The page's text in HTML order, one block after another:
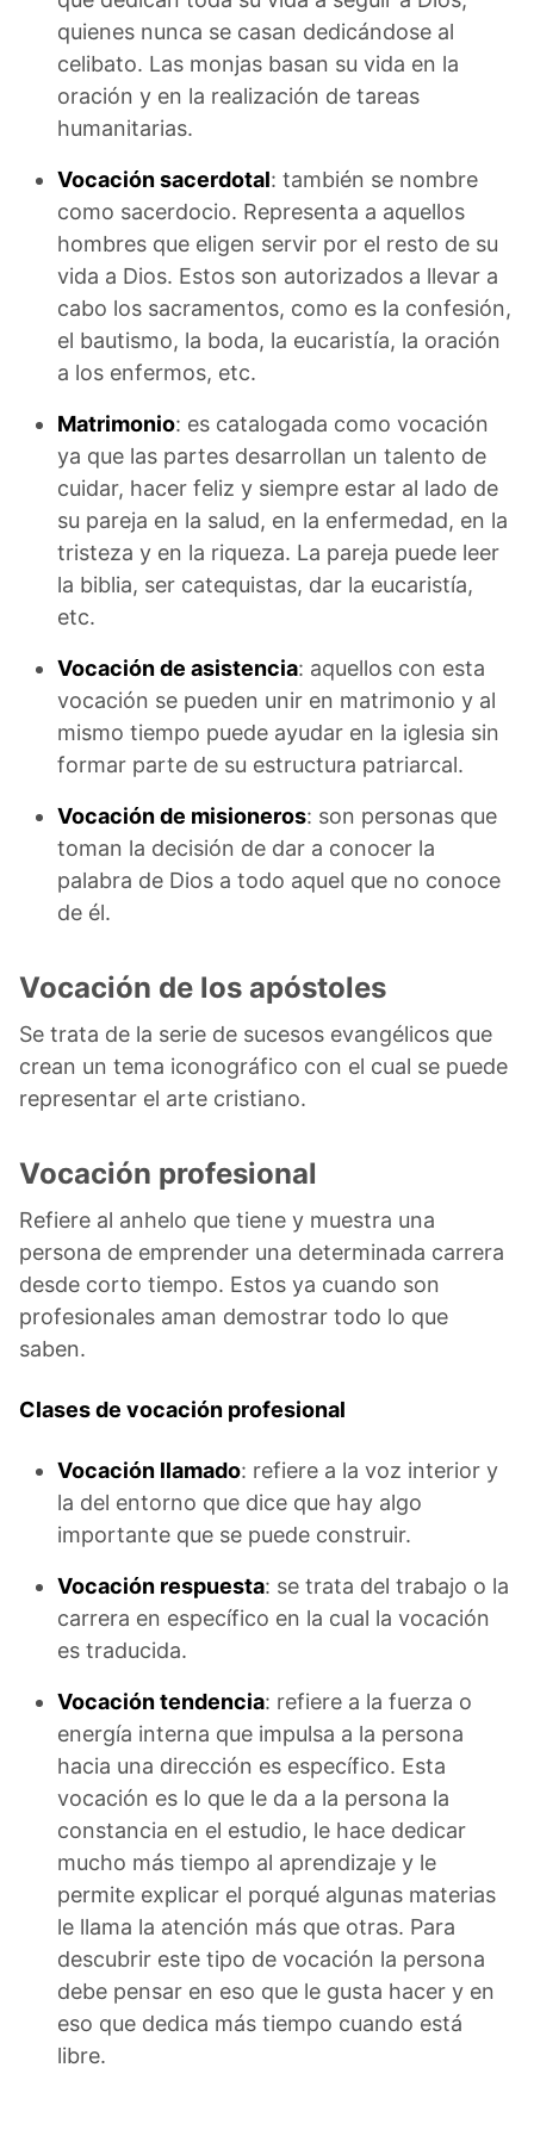
quienes nunca se casan dedicándose al
celibato. Las monjas basan su vida en la
oración y en la realización de tareas
humanitarias.
Vocación sacerdotal: también se nombre
como sacerdocio. Representa a aquellos
hombres que eligen servir por el resto de su
vida a Dios. Estos son autorizados a llevar a
cabo los sacramentos, como es la confesión,
el bautismo, la boda, la eucaristía, la oración
a los enfermos, etc.
Matrimonio: es catalogada como vocación
ya que las partes desarrollan un talento de
cuidar, hacer feliz y siempre estar al lado de
su pareja en la salud, en la enfermedad, en la
tristeza y en la riqueza. La pareja puede leer
la biblia, ser catequistas, dar la eucaristía,
etc.
Vocación de asistencia: aquellos con esta
vocación se pueden unir en matrimonio y al
mismo tiempo puede ayudar en la iglesia sin
formar parte de su estructura patriarcal.
Vocación de misioneros: son personas que
toman la decisión de dar a conocer la
palabra de Dios a todo aquel que no conoce
de él.
Vocación de los apóstoles
Se trata de la serie de sucesos evangélicos que
crean un tema iconográfico con el cual se puede
representar el arte cristiano.
Vocación profesional
Refiere al anhelo que tiene y muestra una
persona de emprender una determinada carrera
desde corto tiempo. Estos ya cuando son
profesionales aman demostrar todo lo que
saben.
Clases de vocación profesional
Vocación llamado: refiere a la voz interior y
la del entorno que dice que hay algo
importante que se puede construir.
Vocación respuesta: se trata del trabajo o la
carrera en específico en la cual la vocación
es traducida.
Vocación tendencia: refiere a la fuerza o
energía interna que impulsa a la persona
hacia una dirección es específico. Esta
vocación es lo que le da a la persona la
constancia en el estudio, le hace dedicar
mucho más tiempo al aprendizaje y le
permite explicar el porqué algunas materias
le llama la atención más que otras. Para
descubrir este tipo de vocación la persona
debe pensar en eso que le gusta hacer y en
eso que dedica más tiempo cuando está
libre.